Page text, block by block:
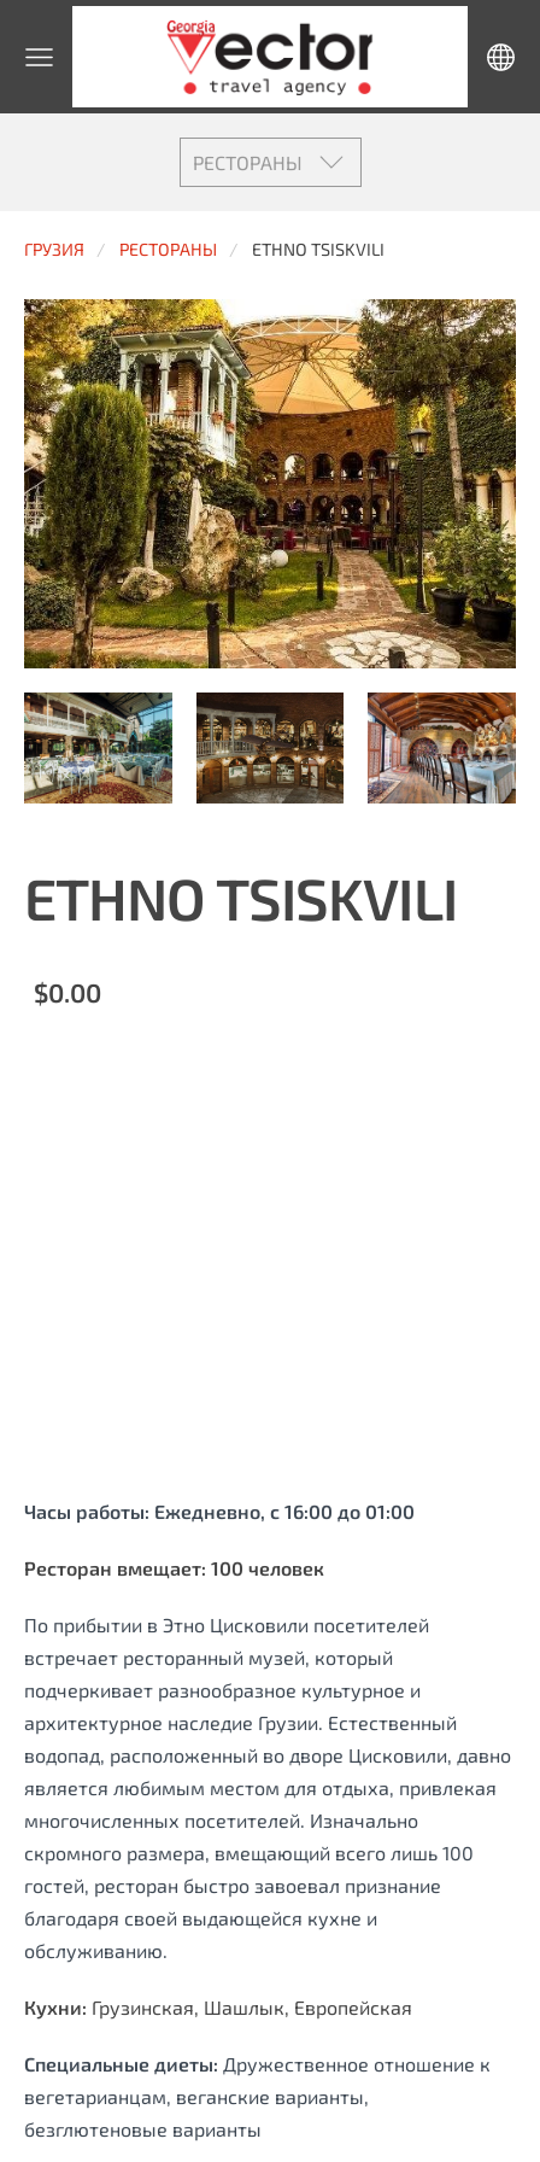
РЕСТОРАНЫ
ГРУЗИЯ РЕСТОРАНЫ ETHNO TSISKVILI
ETHNO TSISKVILI
$0.00
Часы работы: Ежедневно, с 16:00 до 01:00
Ресторан вмещает: 100 человек
По прибытии в Этно Цисковили посетителей
встречает ресторанный музей, который
подчеркивает разнообразное культурное и
архитектурное наследие Грузии. Естественный
водопад, расположенный во дворе Цисковили, давно
является любимым местом для отдыха, привлекая
многочисленных посетителей. Изначально
скромного размера, вмещающий всего лишь 100
гостей, ресторан быстро завоевал признание
благодаря своей выдающейся кухне и
обслуживанию.
Кухни: Грузинская, Шашлык, Европейская
Специальные диеты: Дружественное отношение к
вегетарианцам, веганские варианты,
безглютеновые варианты